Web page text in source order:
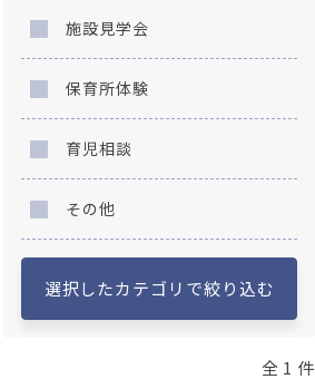
全 1 件
施設見学会
保育所体験
育児相談
その他
選択したカテゴリで絞り込む